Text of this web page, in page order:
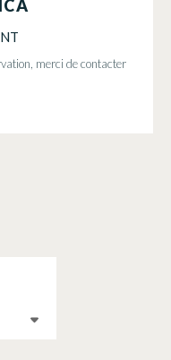
merci de contacter